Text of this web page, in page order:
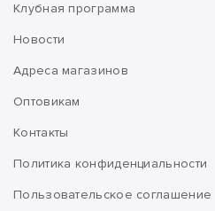
Клубная программа
Новости
Адреса магазинов
Оптовикам
Контакты
Политика конфиденциальности
Пользовательское соглашение